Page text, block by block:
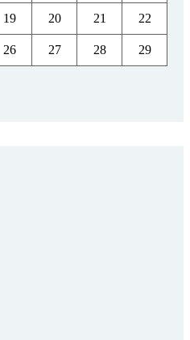
19 20 21 22
26 27 28 29